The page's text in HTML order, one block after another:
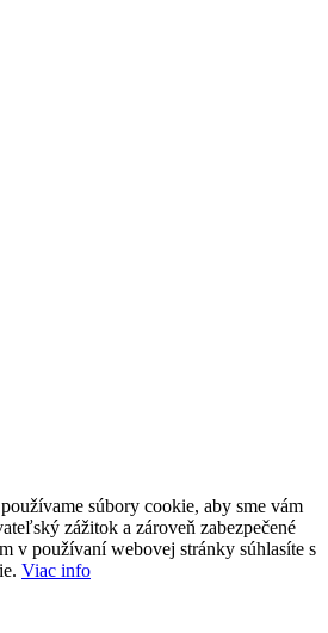
súbory cookie, aby sme vám
zážitok a zároveň zabezpečené
v používaní webovej stránky súhlasíte s
Viac info